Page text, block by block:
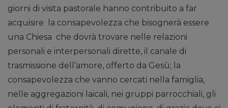
giorni di visita pastorale hanno contribuito a far
acquisire la consapevolezza che bisognerà essere
una Chiesa che dovrà trovare nelle relazioni
personali e interpersonali dirette, il canale di
trasmissione dell’amore, offerto da Gesù; la
consapevolezza che vanno cercati nella famiglia,
nelle aggregazioni laicali, nei gruppi parrocchiali, gli